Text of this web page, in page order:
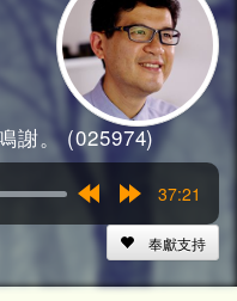
謝。 (025974)
15s
15s
37:21
奉獻支持